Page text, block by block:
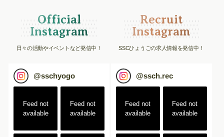
Official
Instagram
日々の活動やイベントなど発信中！
@sschyogo
Feed not
available
Feed not
available
Recruit
Instagram
SSCひょうごの求人情報を発信中！
@ssch.rec
Feed not
available
Feed not
available